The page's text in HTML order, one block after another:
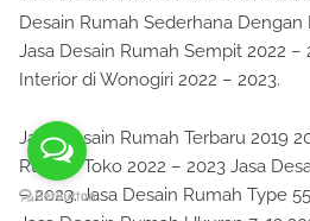
Desain Rumah Sederhana Dengan
Jasa Desain Rumah Sempit 2022 –
Interior di Wonogiri 2022 – 2023.
Jasa Desain Rumah Terbaru 2019
Rumah Toko 2022 – 2023 Jasa
– 2023. Jasa Desain Rumah Type